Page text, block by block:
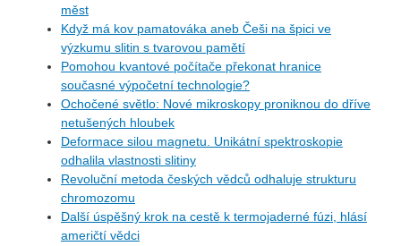
měst
Když má kov pamatováka aneb Češi na špici ve
výzkumu slitin s tvarovou pamětí
Pomohou kvantové počítače překonat hranice
současné výpočetní technologie?
Ochočené světlo: Nové mikroskopy proniknou do dříve
netušených hloubek
Deformace silou magnetu. Unikátní spektroskopie
odhalila vlastnosti slitiny
Revoluční metoda českých vědců odhaluje strukturu
chromozomu
Další úspěšný krok na cestě k termojaderné fúzi, hlásí
američtí vědci